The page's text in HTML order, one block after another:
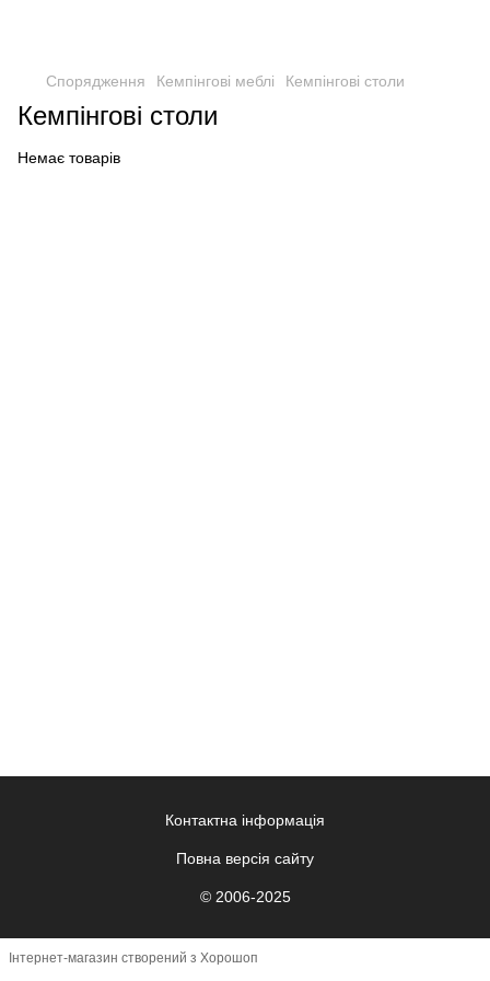
Спорядження Кемпінгові меблі Кемпінгові столи
Кемпінгові столи
Немає товарів
Контактна інформація
Повна версія сайту
© 2006-2025
Інтернет-магазин створений з Хорошоп